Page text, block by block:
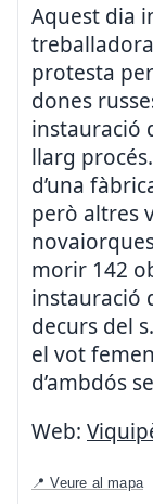
Aquest dia
protesta
dones
instauració
llarg
d’una
però altres
morir 142
instauració
decurs del
el vot
d’ambdós
Web:
📍 Veure al mapa